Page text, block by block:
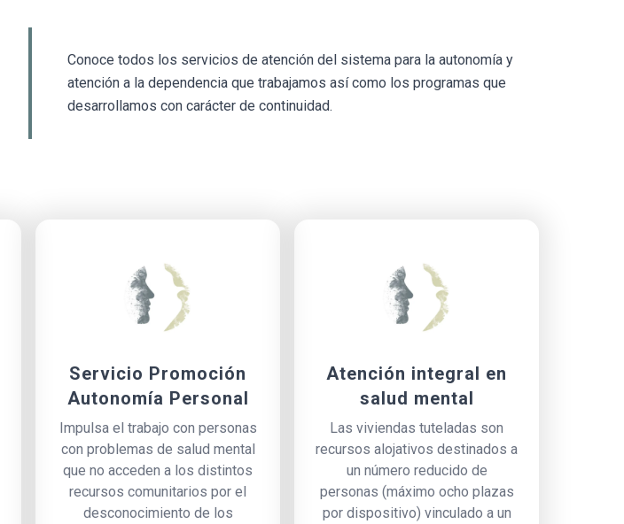
Conoce todos los servicios de atención del sistema para la autonomía y
atención a la dependencia que trabajamos así como los programas que
desarrollamos con carácter de continuidad.
Servicio Promoción
Autonomía Personal
(S.P.A.P)
Impulsa el trabajo con personas
con problemas de salud mental
que no acceden a los distintos
recursos comunitarios por el
desconocimiento de los
Atención integral en
salud mental
Las viviendas tuteladas son
recursos alojativos destinados a
un número reducido de
personas (máximo ocho plazas
por dispositivo) vinculado a un